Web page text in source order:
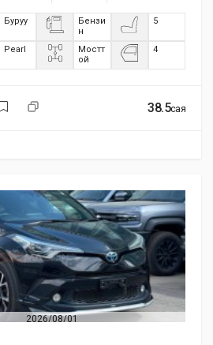
Буруу
Бензи
н
5
Pearl
Мостт
ой
4
38.5сая
2026/08/01